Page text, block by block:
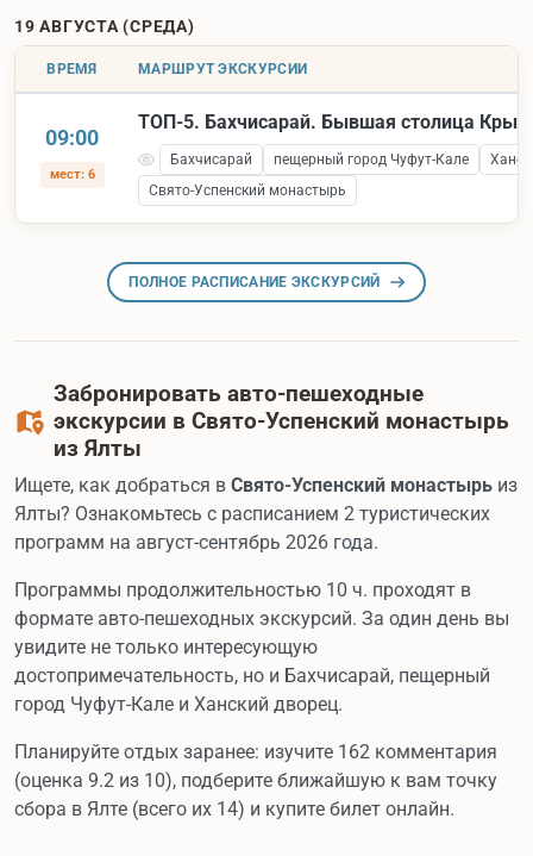
19 АВГУСТА (СРЕДА)
ВРЕМЯ МАРШРУТ ЭКСКУРСИИ
09:00
мест: 6
ТОП-5. Бахчисарай. Бывшая столица
Бахчисарай пещерный город Чуфут-Кале
Свято-Успенский монастырь
ПОЛНОЕ РАСПИСАНИЕ ЭКСКУРСИЙ
Забронировать авто-пешеходные
экскурсии в Свято-Успенский монастырь
из Ялты
Ищете, как добраться в Свято-Успенский монастырь из
Ялты? Ознакомьтесь с расписанием 2 туристических
программ на август-сентябрь 2026 года.
Программы продолжительностью 10 ч. проходят в
формате авто-пешеходных экскурсий. За один день вы
увидите не только интересующую
достопримечательность, но и Бахчисарай, пещерный
город Чуфут-Кале и Ханский дворец.
Планируйте отдых заранее: изучите 162 комментария
(оценка 9.2 из 10), подберите ближайшую к вам точку
сбора в Ялте (всего их 14) и купите билет онлайн.